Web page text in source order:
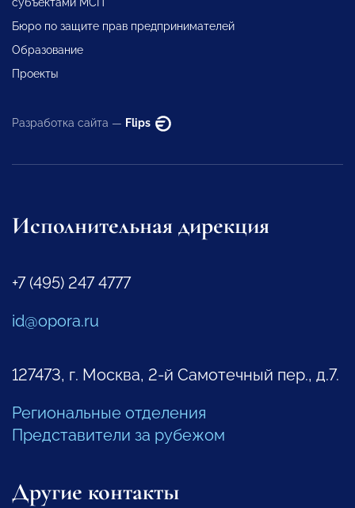
субъектами МСП
Бюро по защите прав предпринимателей
Образование
Проекты
Разработка сайта — Flips
Исполнительная дирекция
+7 (495) 247 4777
id@opora.ru
127473, г. Москва, 2-й Самотечный пер., д.7.
Региональные отделения
Представители за рубежом
Другие контакты